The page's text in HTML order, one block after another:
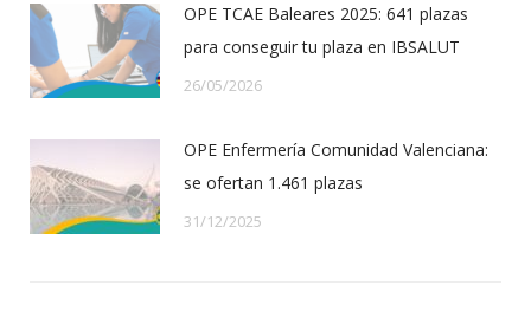
OPE TCAE Baleares 2025: 641 plazas
para conseguir tu plaza en IBSALUT
26/05/2026
OPE Enfermería Comunidad Valenciana:
se ofertan 1.461 plazas
31/12/2025